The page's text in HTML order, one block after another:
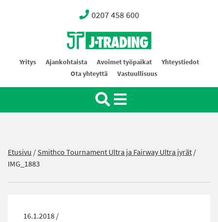
0207 458 600
Oy J-Trading Ab
Yritys Ajankohtaista Avoimet työpaikat
Yhteystiedot
Ota yhteyttä
Vastuullisuus
Etusivu /Smithco Tournament Ultra ja Fairway Ultra jyrät/
IMG_1883
16.1.2018 /